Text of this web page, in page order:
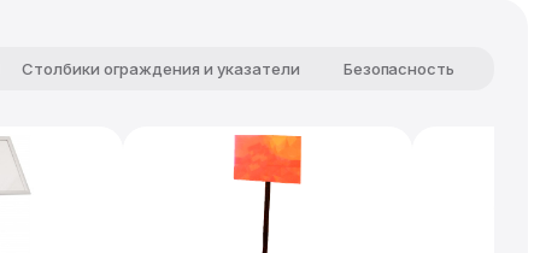
Столбики ограждения и указатели Безопасность